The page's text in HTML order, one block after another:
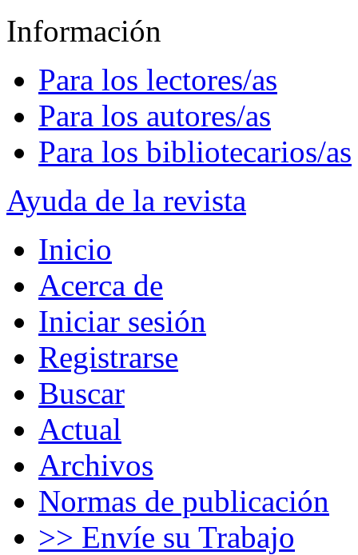
Información
Para los lectores/as
Para los autores/as
Para los bibliotecarios/as
Ayuda de la revista
Inicio
Acerca de
Iniciar sesión
Registrarse
Buscar
Actual
Archivos
Normas de publicación
>> Envíe su Trabajo